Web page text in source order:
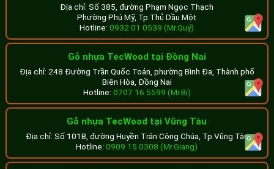
Đối với các dòng sản phẩm lam gỗ nhựa giá rẻ trên thị
trường hiện nay có tỉ lệ thành phần không đảm bảo chất
lượng, cấu tạo thanh gỗ mỏng, trọng lượng nhẹ nên có độ
bền thấp.
Các loại vật liệu này có khả năng chịu lực kém, dễ bị cong
vênh, nứt vỡ sau một thời gian tiếp xúc với thời tiết, gây
nguy hiểm cho người sử dụng.
Địa chỉ: Số 385, đường Phạm Ngọc Thạch
Phường Phú Mỹ, Tp.Thủ Dầu Một
Hotline:0932 01 0539 (Mr.Quý)
Gỗ nhựa TecWood tại Đồng Nai
Địa chỉ: 248 Đường Trần Quốc Toản, phường Bình Đa, Thành phố
Biên Hòa, Đồng Nai
Hotline: 0707 16 5599 (Mr.Bi)
Gỗ nhựa TecWood tại Vũng Tàu
Địa chỉ: Số 101B, đường Huyền Trân Công Chúa, Tp.Vũng Tàu
Hotline:0909 15 0308 (Mr.Giang)